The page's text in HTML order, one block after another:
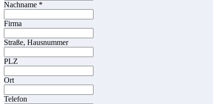
Nachname *
Firma
Straße, Hausnummer
PLZ
Ort
Telefon